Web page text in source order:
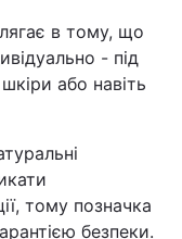
в тому, що
- під
або навіть
тому позначка
безпеки.